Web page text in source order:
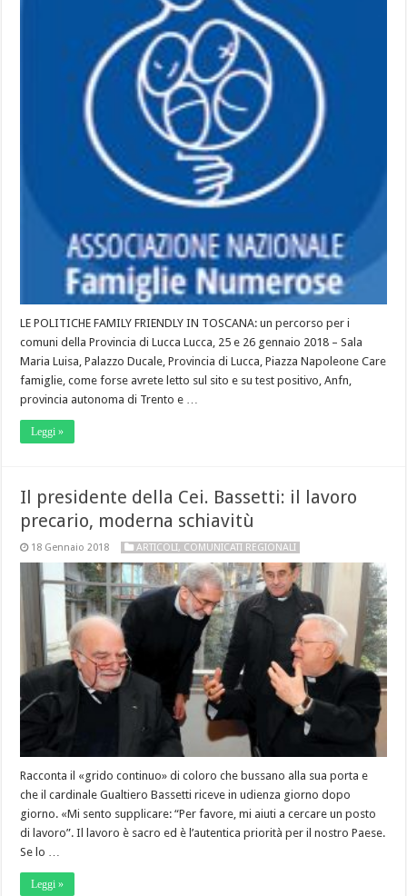
LE POLITICHE FAMILY FRIENDLY IN TOSCANA: un percorso per i
comuni della Provincia di Lucca Lucca, 25 e 26 gennaio 2018 – Sala
Maria Luisa, Palazzo Ducale, Provincia di Lucca, Piazza Napoleone Care
famiglie, come forse avrete letto sul sito e su test positivo, Anfn,
provincia autonoma di Trento e …
Leggi »
Il presidente della Cei. Bassetti: il lavoro
precario, moderna schiavitù
18 Gennaio 2018 ARTICOLI, COMUNICATI REGIONALI
Racconta il «grido continuo» di coloro che bussano alla sua porta e
che il cardinale Gualtiero Bassetti riceve in udienza giorno dopo
giorno. «Mi sento supplicare: “Per favore, mi aiuti a cercare un posto
di lavoro”. Il lavoro è sacro ed è l’autentica priorità per il nostro Paese.
Se lo …
Leggi »